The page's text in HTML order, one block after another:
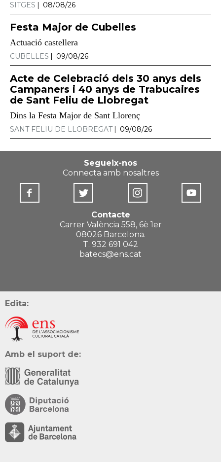
SITGES 08/08/26
Festa Major de Cubelles
Actuació castellera
CUBELLES 09/08/26
Acte de Celebració dels 30 anys dels
Campaners i 40 anys de Trabucaires
de Sant Feliu de Llobregat
Dins la Festa Major de Sant Llorenç
SANT FELIU DE LLOBREGAT 09/08/26
Segueix-nos
Connecta amb nosaltres
Contacte
Carrer València 558, 6è 1er
08026 Barcelona.
T. 932 691 042
batecs@ens.cat
Edita:
Amb el suport de: